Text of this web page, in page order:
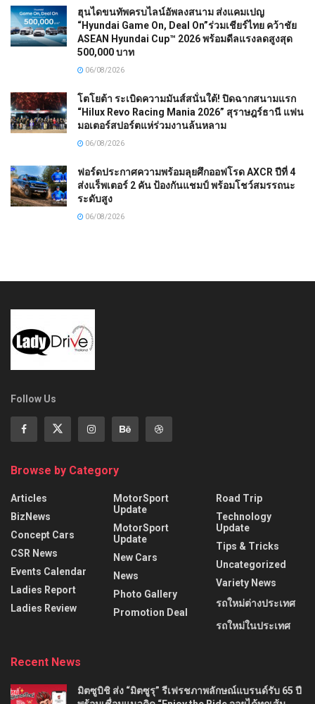
ฮุนไดขนทัพครบไลน์อัพลงสนาม ส่งแคมเปญ
“Hyundai Game On, Deal On”ร่วมเชียร์ไทย คว้าชัย
ASEAN Hyundai Cup™ 2026 พร้อมดีลแรงลดสูงสุด
500,000 บาท
06/08/2026
โตโยต้า ระเบิดความมันส์สนั่นใต้! ปิดฉากสนามแรก
“Hilux Revo Racing Mania 2026” สุราษฎร์ธานี แฟน
มอเตอร์สปอร์ตแห่ร่วมงานล้นหลาม
06/08/2026
ฟอร์ดประกาศความพร้อมลุยศึกออฟโรด AXCR ปีที่ 4
ส่งแร็พเตอร์ 2 คัน ป้องกันแชมป์ พร้อมโชว์สมรรถนะ
ระดับสูง
06/08/2026
Follow Us
Browse by Category
Articles
BizNews
Concept Cars
CSR News
Events Calendar
Ladies Report
Ladies Review
MotorSport
Update
MotorSport
Update
New Cars
News
Photo Gallery
Promotion Deal
Road Trip
Technology
Update
Tips & Tricks
Uncategorized
Variety News
รถใหม่ต่างประเทศ
รถใหม่ในประเทศ
Recent News
มิตซูบิชิ ส่ง “มิตซูรุ” รีเฟรชภาพลักษณ์แบรนด์รับ 65 ปี